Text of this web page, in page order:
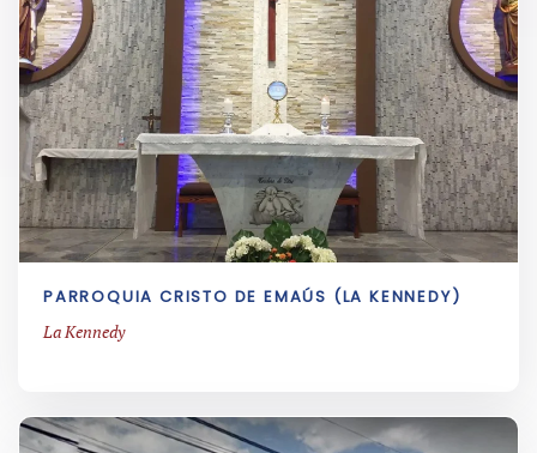
PARROQUIA CRISTO DE EMAÚS (LA KENNEDY)
La Kennedy